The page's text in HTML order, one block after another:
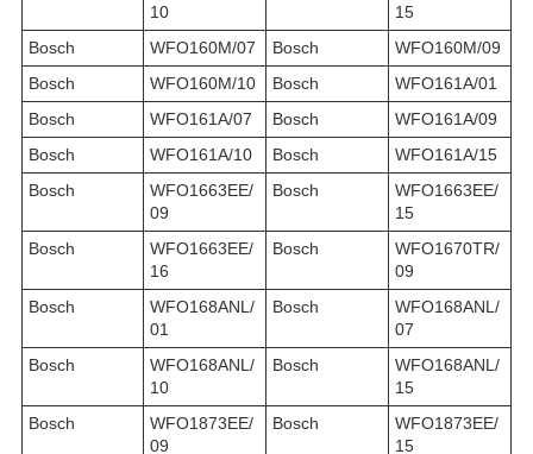
10
15
Bosch
WFO160M/07 Bosch
WFO160M/09
Bosch
WFO160M/10 Bosch
WFO161A/01
Bosch
WFO161A/07 Bosch
WFO161A/09
Bosch
WFO161A/10 Bosch
WFO161A/15
Bosch
WFO1663EE/
09
Bosch
WFO1663EE/
15
Bosch
WFO1663EE/
16
Bosch
WFO1670TR/
09
Bosch
WFO168ANL/
01
Bosch
WFO168ANL/
07
Bosch
WFO168ANL/
10
Bosch
WFO168ANL/
15
Bosch
WFO1873EE/
09
Bosch
WFO1873EE/
15